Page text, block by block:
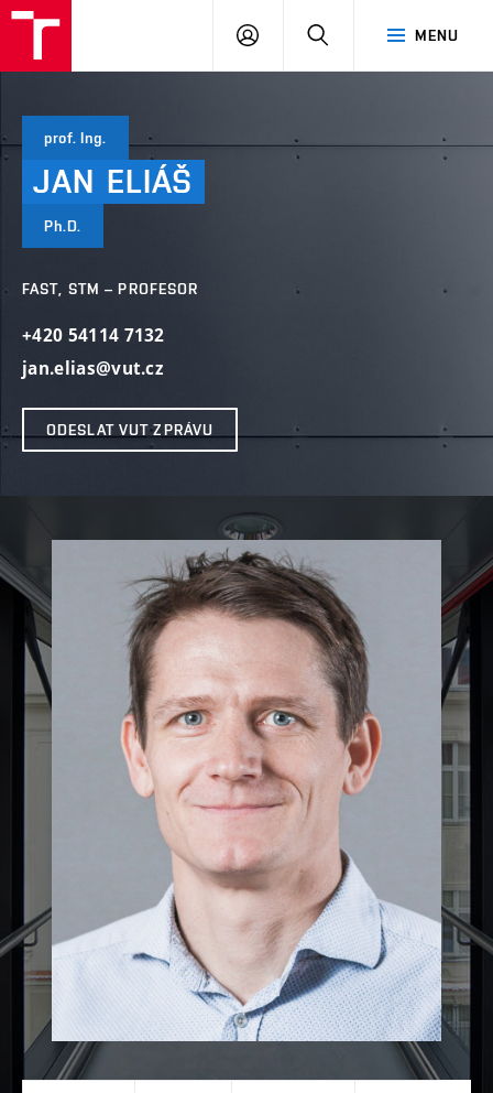
MENU
PŘIHLÁSIT
prof. Ing.
JAN ELIÁŠ
Ph.D.
FAST, STM – PROFESOR
+420 54114 7132
jan.elias@vut.cz
ODESLAT VUT ZPRÁVU